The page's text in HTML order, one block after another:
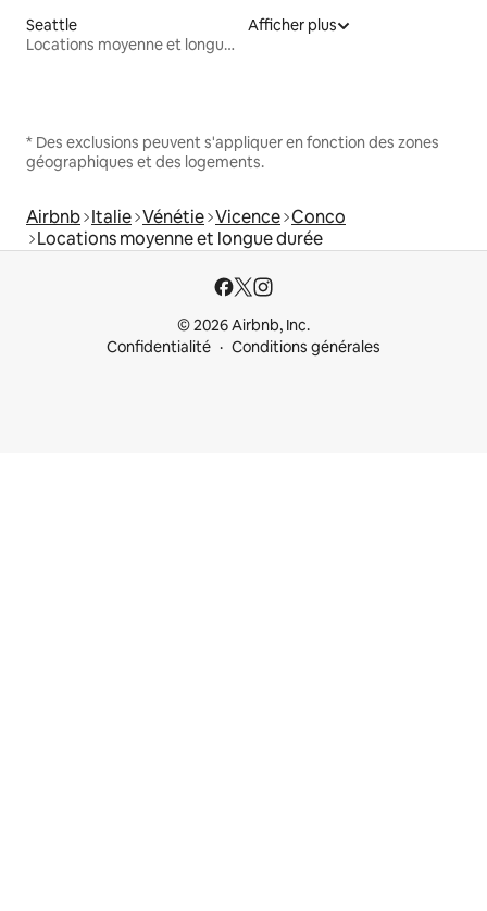
Seattle
Locations moyenne et longue durée
Afficher plus
* Des exclusions peuvent s'appliquer en fonction des zones
géographiques et des logements.
Airbnb Italie Vénétie Vicence Conco
Locations moyenne et longue durée
© 2026 Airbnb, Inc.
Confidentialité
Conditions générales